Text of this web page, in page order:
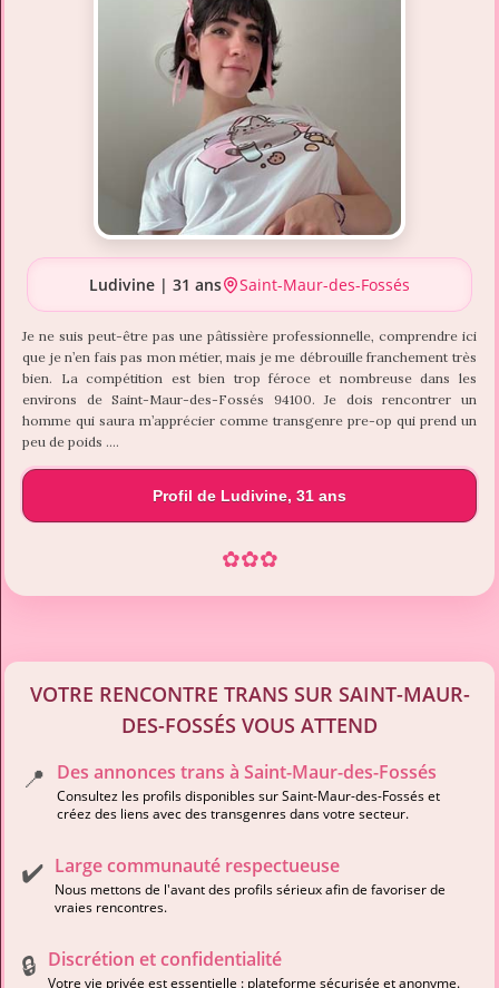
Ludivine | 31 ans Saint-Maur-des-Fossés
Je ne suis peut-être pas une pâtissière professionnelle, comprendre ici
que je n’en fais pas mon métier, mais je me débrouille franchement très
bien. La compétition est bien trop féroce et nombreuse dans les
environs de Saint-Maur-des-Fossés 94100. Je dois rencontrer un
homme qui saura m’apprécier comme transgenre pre-op qui prend un
peu de poids ….
Profil de Ludivine, 31 ans
✿✿✿
VOTRE RENCONTRE TRANS SUR SAINT-MAUR-
DES-FOSSÉS VOUS ATTEND
📍 Des annonces trans à Saint-Maur-des-Fossés
Consultez les profils disponibles sur Saint-Maur-des-Fossés et
créez des liens avec des transgenres dans votre secteur.
✔️ Large communauté respectueuse
Nous mettons de l'avant des profils sérieux afin de favoriser de
vraies rencontres.
🔒 Discrétion et confidentialité
Votre vie privée est essentielle : plateforme sécurisée et anonyme.